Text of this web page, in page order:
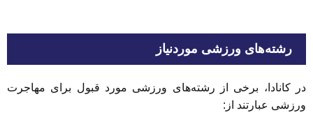
رشته‌های ورزشی موردنیاز
در کانادا، برخی از رشته‌های ورزشی مورد قبول برای مهاجرت
ورزشی عبارتند از: